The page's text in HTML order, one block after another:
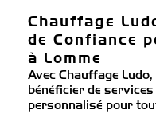
Chauffage
de Confiance
à Lomme
Avec Chauffage
bénéficier de
personnalisé pour